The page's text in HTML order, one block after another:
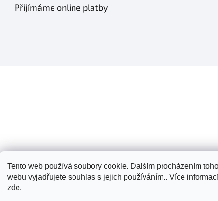
Tento web používá soubory cookie. Dalším procházením
webu vyjadřujete souhlas s jejich používáním.. Více informací
zde.
Přijímáme online platby